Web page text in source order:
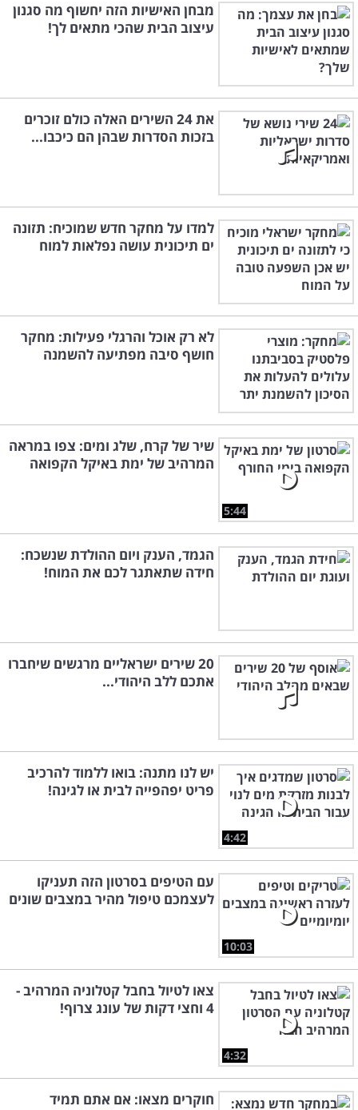
מבחן האישיות הזה יחשוף מה סגנון
עיצוב הבית שהכי מתאים לך!
את 24 השירים האלה כולם זוכרים
בזכות הסדרות שבהן הם כיכבו...
למדו על מחקר חדש שמוכיח: תזונה
ים תיכונית עושה נפלאות למוח
לא רק אוכל והרגלי פעילות: מחקר
חושף סיבה מפתיעה להשמנה
5:44
שיר של קרח, שלג ומים: צפו במראה
המרהיב של ימת באיקל הקפואה
הגמד, הענק ויום ההולדת שנשכח:
חידה שתאתגר לכם את המוח!
20 שירים ישראליים מרגשים שיחברו
אתכם ללב היהודי...
4:42
יש לנו מתנה: בואו ללמוד להרכיב
פריט יפהפייה לבית או לגינה!
10:03
עם הטיפים בסרטון הזה תעניקו
לעצמכם טיפול מהיר במצבים שונים
4:32
צאו לטיול בחבל קטלוניה המרהיב -
4 וחצי דקות של עונג צרוף!
חוקרים מצאו: אם אתם תמיד